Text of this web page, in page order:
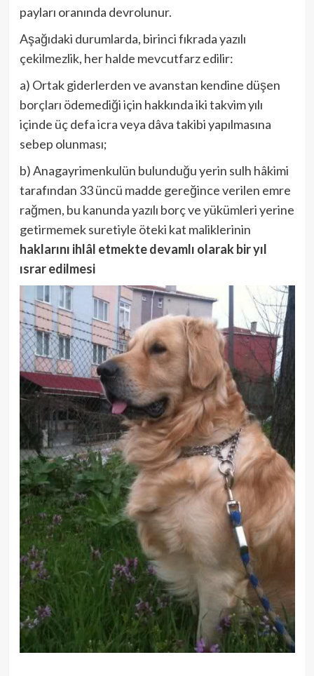
payları oranında devrolunur.
Aşağıdaki durumlarda, birinci fıkrada yazılı
çekilmezlik, her halde mevcutfarz edilir:
a) Ortak giderlerden ve avanstan kendine düşen
borçları ödemediği için hakkında iki takvim yılı
içinde üç defa icra veya dâva takibi yapılmasına
sebep olunması;
b) Anagayrimenkulün bulunduğu yerin sulh hâkimi
tarafından 33 üncü madde gereğince verilen emre
rağmen, bu kanunda yazılı borç ve yükümleri yerine
getirmemek suretiyle öteki kat maliklerinin
haklarını ihlâl etmekte devamlı olarak bir yıl
ısrar edilmesi